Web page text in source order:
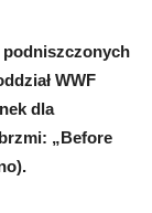
podniszczonych
WWF
dla
„Before